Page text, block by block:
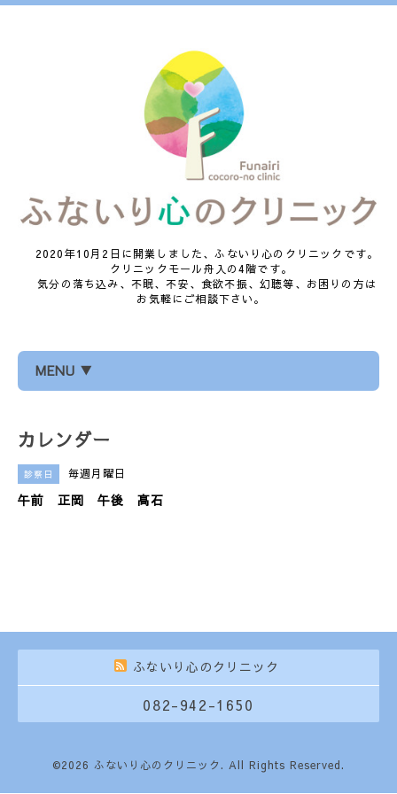
2020年10月2日に開業しました、ふないり心のクリニックです。
クリニックモール舟入の4階です。
気分の落ち込み、不眠、不安、食欲不振、幻聴等、お困りの方は
お気軽にご相談下さい。
MENU ▼
カレンダー
診察日 毎週月曜日
午前 正岡 午後 髙石
ふないり心のクリニック
082-942-1650
©2026 ふないり心のクリニック. All Rights Reserved.